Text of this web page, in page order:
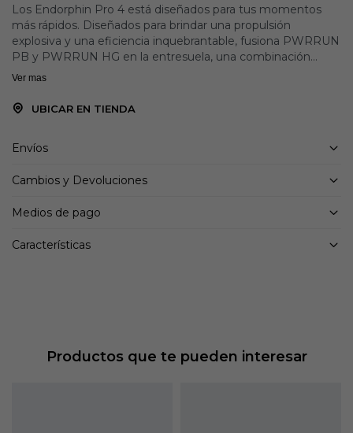
Los Endorphin Pro 4 está diseñados para tus momentos
más rápidos. Diseñados para brindar una propulsión
explosiva y una eficiencia inquebrantable, fusiona PWRRUN
PB y PWRRUN HG en la entresuela, una combinación
pionera en la industria que potencia cada zancada. Una
energía, mientras que el forro del talón suave como la seda
es solo un calzado es tu ventaja.
Ver mas
UBICAR EN TIENDA
Envíos
Cambios y Devoluciones
Medios de pago
Características
Productos que te pueden interesar